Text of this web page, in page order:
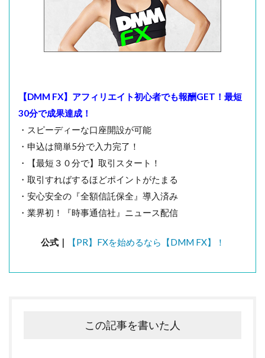
【DMM FX】アフィリエイト初心者でも報酬GET！最短
30分で成果達成！
・スピーディーな口座開設が可能
・申込は簡単5分で入力完了！
・【最短３０分で】取引スタート！
・取引すればするほどポイントがたまる
・安心安全の『全額信託保全』導入済み
・業界初！『時事通信社』ニュース配信
公式｜ 【PR】FXを始めるなら【DMM FX】！
この記事を書いた人